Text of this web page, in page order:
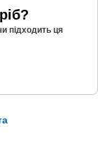
підходить ця